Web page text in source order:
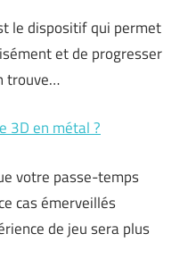
le dispositif qui permet
et de progresser
trouve…
3D en métal ?
votre passe-temps
cas émerveillés
de jeu sera plus